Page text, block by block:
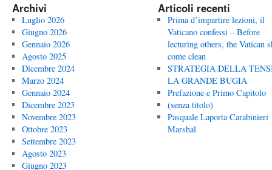
Archivi
Luglio 2026
Giugno 2026
Gennaio 2026
Agosto 2025
Dicembre 2024
Marzo 2024
Gennaio 2024
Dicembre 2023
Novembre 2023
Ottobre 2023
Settembre 2023
Agosto 2023
Giugno 2023
Articoli recenti
Prima d’impartire lezioni, il
Vaticano confessi – Before
lecturing others, the Vatican
come clean
STRATEGIA DELLA
LA GRANDE BUGIA
Prefazione e Primo Capitolo
(senza titolo)
Pasquale Laporta Carabinieri
Marshal